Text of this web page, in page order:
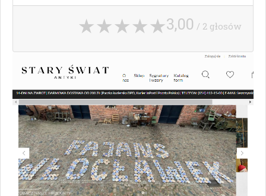
3,00 / 2 głosów